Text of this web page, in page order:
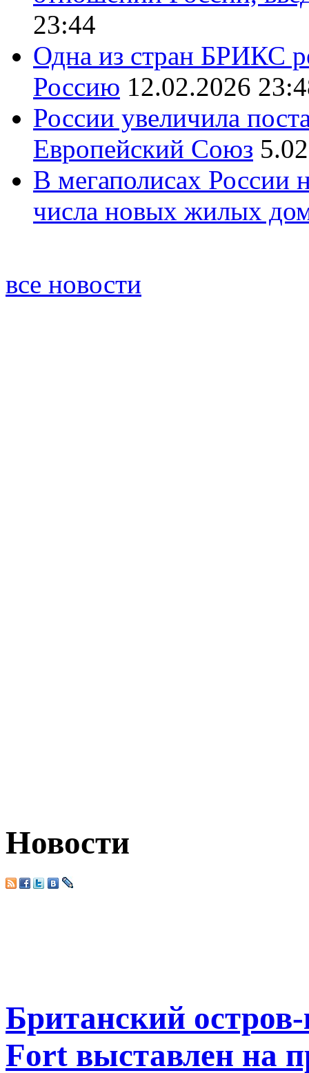
23:44
Одна из стран БРИКС
Россию 12.02.2026
России увеличила
Европейский Союз
В мегаполисах России
числа новых жилых
все новости
Новости
Британский
Fort выставлен на